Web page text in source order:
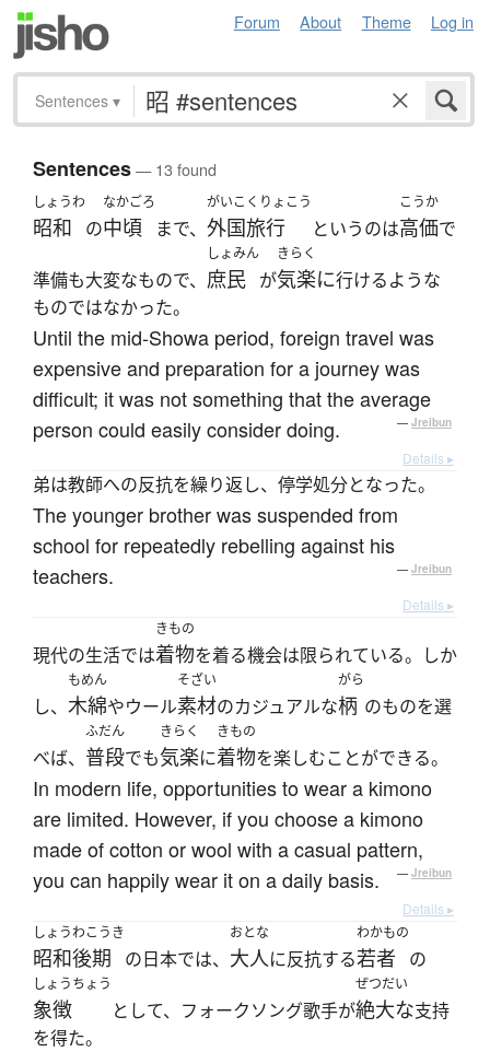
Forum About Theme Log in
Sentences ▾
Sentences— 13 found
しょうわ
昭和 の
なかごろ
中頃 まで、
がいこくりょこう
外国旅行 というのは
こうか
高価で
準備も大変なもので、
しょみん
庶民 が
きらく
気楽に行けるような
ものではなかった。
Until the mid-Showa period, foreign travel was
expensive and preparation for a journey was
difficult; it was not something that the average
person could easily consider doing.
— Jreibun
Details ▸
弟は教師への反抗を繰り返し、停学処分となった。
The younger brother was suspended from
school for repeatedly rebelling against his
teachers.
— Jreibun
Details ▸
現代の生活では
きもの
着物を着る機会は限られている。しか
し、
もめん
木綿やウール
そざい
素材のカジュアルな
がら
柄 のものを選
べば、
ふだん
普段でも
きらく
気楽に
きもの
着物を楽しむことができる。
In modern life, opportunities to wear a kimono
are limited. However, if you choose a kimono
made of cotton or wool with a casual pattern,
you can happily wear it on a daily basis.
— Jreibun
Details ▸
しょうわこうき
昭和後期 の日本では、
おとな
大人に反抗する
わかもの
若者 の
しょうちょう
象徴 として、フォークソング歌手が
ぜつだい
絶大な支持
を得た。